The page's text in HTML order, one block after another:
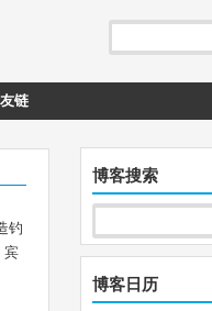
链
钓
宾
博客搜索
博客日历